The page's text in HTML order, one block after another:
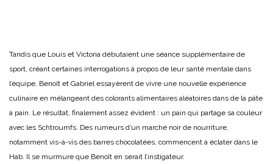
Tandis que Louis et Victoria débutaient une séance supplémentaire de
sport, créant certaines interrogations à propos de leur santé mentale dans
l’équipe, Benoît et Gabriel essayèrent de vivre une nouvelle expérience
culinaire en mélangeant des colorants alimentaires aléatoires dans de la pâte
à pain. Le résultat, finalement assez évident : un pain qui partage sa couleur
avec les Schtroumfs. Des rumeurs d’un marché noir de nourriture,
notamment vis-à-vis des barres chocolatées, commencent à éclater dans le
Hab. Il se murmure que Benoît en serait l’instigateur.